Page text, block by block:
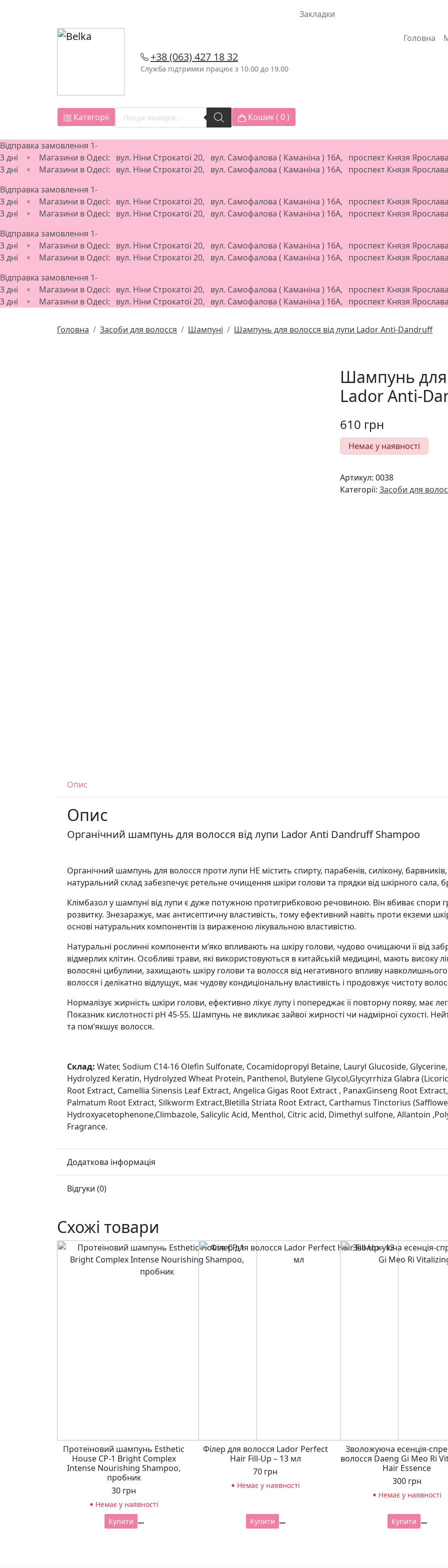
Закладки
+38 (063) 427 18 32
Служба підтримки працює з 10.00 до 19.00
Головна
Категорії
Пошук
товарів Кошик ( 0)
Відправка замовлення 1-
3 дні ∘ Магазини в Одесі: вул. Ніни Строкатої 20, вул. Самофалова ( Каманіна ) 16А, проспект Князя
3 дні ∘ Магазини в Одесі: вул. Ніни Строкатої 20, вул. Самофалова ( Каманіна ) 16А, проспект Князя
Відправка замовлення 1-
3 дні ∘ Магазини в Одесі: вул. Ніни Строкатої 20, вул. Самофалова ( Каманіна ) 16А, проспект Князя
3 дні ∘ Магазини в Одесі: вул. Ніни Строкатої 20, вул. Самофалова ( Каманіна ) 16А, проспект Князя
Відправка замовлення 1-
3 дні ∘ Магазини в Одесі: вул. Ніни Строкатої 20, вул. Самофалова ( Каманіна ) 16А, проспект Князя
3 дні ∘ Магазини в Одесі: вул. Ніни Строкатої 20, вул. Самофалова ( Каманіна ) 16А, проспект Князя
Відправка замовлення 1-
3 дні ∘ Магазини в Одесі: вул. Ніни Строкатої 20, вул. Самофалова ( Каманіна ) 16А, проспект Князя
3 дні ∘ Магазини в Одесі: вул. Ніни Строкатої 20, вул. Самофалова ( Каманіна ) 16А, проспект Князя
Головна Засоби для волосся Шампуні Шампунь для волосся від лупи Lador Anti-Dandruff
Шампунь для
Lador Anti-
610 грн
Немає у наявності
Артикул: 0038
Категорії: Засоби для
Опис
Опис
Органічний шампунь для волосся від лупи Lador Anti Dandruff Shampoo
Органічний шампунь для волосся проти лупи НЕ містить спирту, парабенів, силікону,
натуральний склад забезпечує ретельне очищення шкіри голови та прядки від шкірного сала,
Клімбазол у шампуні від лупи є дуже потужною протигрибковою речовиною. Він вбиває спори
розвитку. Знезаражує, має антисептичну властивість, тому ефективний навіть проти екземи
основі натуральних компонентів із вираженою лікувальною властивістю.
Натуральні рослинні компоненти м’яко впливають на шкіру голови, чудово очищаючи її від
відмерлих клітин. Особливі трави, які використовуються в китайській медицині, мають високу
волосяні цибулини, захищають шкіру голови та волосся від негативного впливу
волосся і делікатно відлущує, має чудову кондиціональну властивість і продовжує чистоту
Нормалізує жирність шкіри голови, ефективно лікує лупу і попереджає її повторну появу, має
Показник кислотності рН 45-55. Шампунь не викликає зайвої жирності чи надмірної сухості.
та пом’якшує волосся.
Склад: Water, Sodium C14-16 Olefin Sulfonate, Cocamidopropyl Betaine, Lauryl Glucoside,
Hydrolyzed Keratin, Hydrolyzed Wheat Protein, Panthenol, Butylene Glycol,Glycyrrhiza Glabra
Root Extract, Camellia Sinensis Leaf Extract, Angelica Gigas Root Extract , PanaxGinseng Root
Palmatum Root Extract, Silkworm Extract,Bletilla Striata Root Extract, Carthamus Tinctorius
Hydroxyacetophenone,Climbazole, Salicylic Acid, Menthol, Citric acid, Dimethyl sulfone, Allantoin
Fragrance.
Додаткова інформація
Відгуки (0)
Схожі товари
Протеїновий шампунь Esthetic
House CP-1 Bright Complex
Intense Nourishing Shampoo,
пробник
30 грн
Немає у наявності
Купити
Філер для волосся Lador Perfect
Hair Fill-Up – 13 мл
70 грн
Немає у наявності
Купити
Зволожуюча есенція-
волосся Daeng Gi Meo Ri
Hair Essence
300 грн
Немає у наявності
Купити